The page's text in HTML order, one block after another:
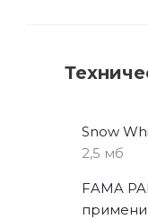
Snow
2,5 мб
FAMA